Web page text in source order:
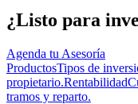
¿Listo para
Agenda tu Asesoría
ProductosTipos de
propietario.Rentabilidad
tramos y reparto.